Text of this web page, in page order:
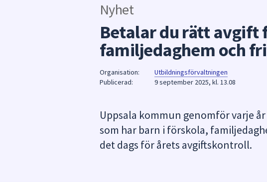
kommer
sökförslag
att
presenteras
under
fältet.
för
att
navigera
Nyhet
Betalar du rätt avgift
familjedaghem och
Organisation:
Utbildningsförvaltningen
Publicerad:
9 september 2025, kl. 13.08
Uppsala kommun genomför varje
som har barn i förskola,
det dags för årets avgiftskontroll.